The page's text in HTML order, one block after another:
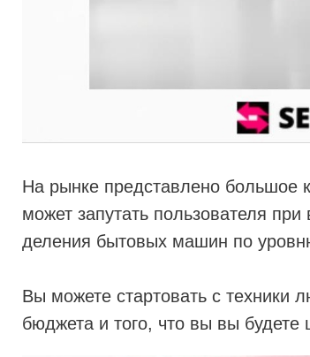
На рынке представлено большое
может запутать пользователя
деления бытовых машин по
Вы можете стартовать с техники
бюджета и того, что вы вы будете